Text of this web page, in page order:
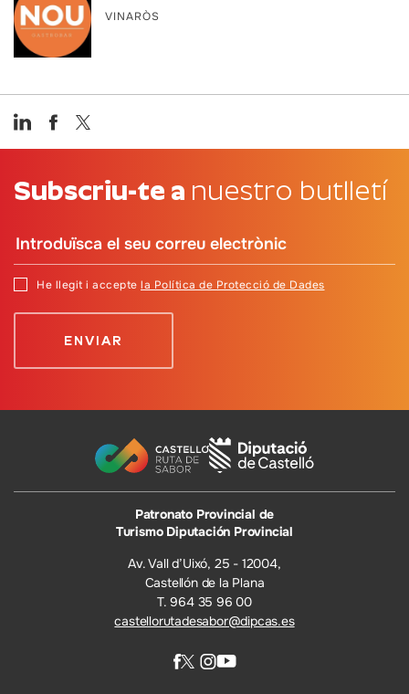
VINARÒS
Subscriu-te a nuestro butlletí
He llegit i accepte la Política de Protecció de Dades
Patronato Provincial de
Turismo Diputación Provincial
Av. Vall d’Uixó, 25 - 12004,
Castellón de la Plana
T. 964 35 96 00
castellorutadesabor@dipcas.es